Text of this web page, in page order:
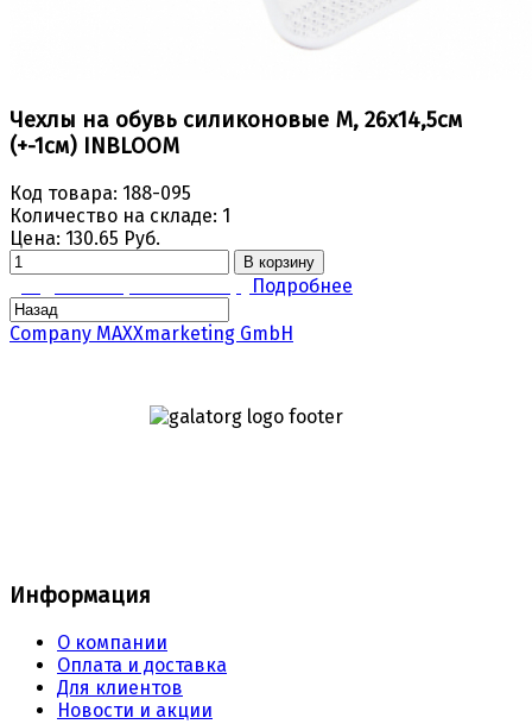
Чехлы на обувь силиконовые M, 26x14,5см
(+-1см) INBLOOM
Код товара: 188-095
Количество на складе: 1
Цена: 130.65 Руб.
В корзину
Подробнее
Company MAXXmarketing GmbH
Информация
О компании
Оплата и доставка
Для клиентов
Новости и акции